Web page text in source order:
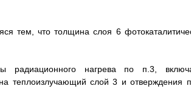
тем, что толщина слоя 6
радиационного нагрева по п.3,
теплоизлучающий слой 3 и отверждения